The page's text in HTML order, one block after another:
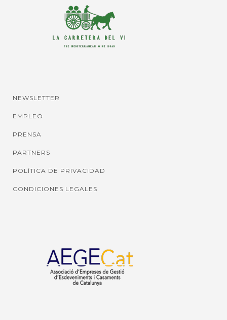
NEWSLETTER
EMPLEO
PRENSA
PARTNERS
POLÍTICA DE PRIVACIDAD
CONDICIONES LEGALES